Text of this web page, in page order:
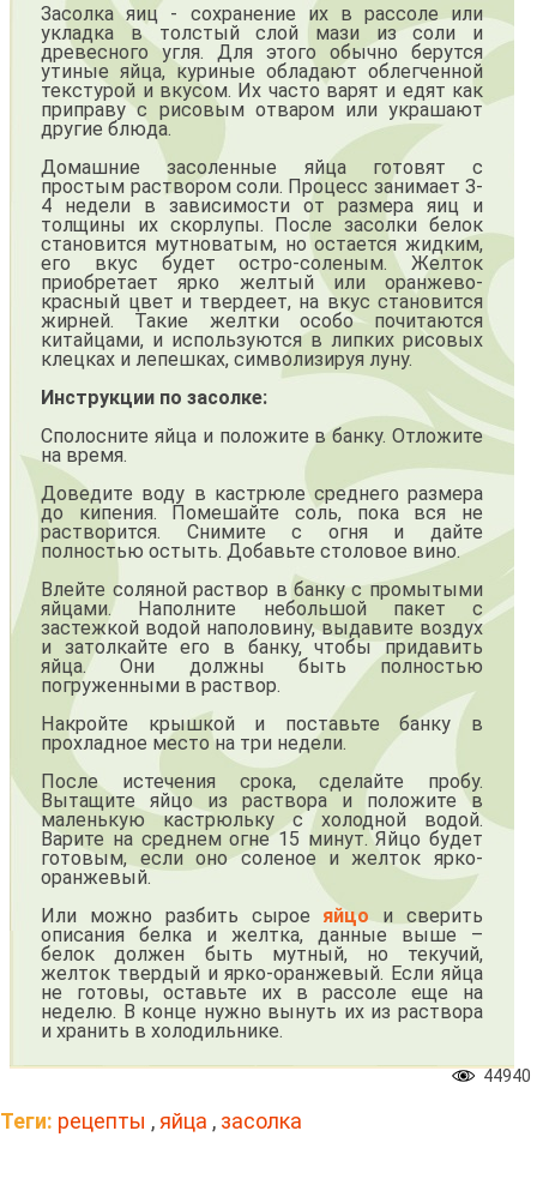
Засолка яиц - сохранение их в рассоле или
укладка в толстый слой мази из соли и
древесного угля. Для этого обычно берутся
утиные яйца, куриные обладают облегченной
текстурой и вкусом. Их часто варят и едят как
приправу с рисовым отваром или украшают
другие блюда.
Домашние засоленные яйца готовят с
простым раствором соли. Процесс занимает 3-
4 недели в зависимости от размера яиц и
толщины их скорлупы. После засолки белок
становится мутноватым, но остается жидким,
его вкус будет остро-соленым. Желток
приобретает ярко желтый или оранжево-
красный цвет и твердеет, на вкус становится
жирней. Такие желтки особо почитаются
китайцами, и используются в липких рисовых
клецках и лепешках, символизируя луну.
Инструкции по засолке:
Сполосните яйца и положите в банку. Отложите
на время.
Доведите воду в кастрюле среднего размера
до кипения. Помешайте соль, пока вся не
растворится. Снимите с огня и дайте
полностью остыть. Добавьте столовое вино.
Влейте соляной раствор в банку с промытыми
яйцами. Наполните небольшой пакет с
застежкой водой наполовину, выдавите воздух
и затолкайте его в банку, чтобы придавить
яйца. Они должны быть полностью
погруженными в раствор.
Накройте крышкой и поставьте банку в
прохладное место на три недели.
После истечения срока, сделайте пробу.
Вытащите яйцо из раствора и положите в
маленькую кастрюльку с холодной водой.
Варите на среднем огне 15 минут. Яйцо будет
готовым, если оно соленое и желток ярко-
оранжевый.
Или можно разбить сырое яйцо и сверить
описания белка и желтка, данные выше –
белок должен быть мутный, но текучий,
желток твердый и ярко-оранжевый. Если яйца
не готовы, оставьте их в рассоле еще на
неделю. В конце нужно вынуть их из раствора
и хранить в холодильнике.
44940
Теги: рецепты , яйца , засолка